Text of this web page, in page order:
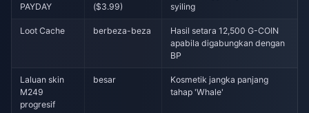
PAYDAY
($3.99)
syiling
Loot Cache berbeza-beza
Hasil setara 12,500 G-COIN
apabila digabungkan dengan
BP
Laluan skin
M249
progresif
besar
Kosmetik jangka panjang
tahap 'Whale'